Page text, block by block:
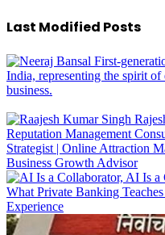
Last Modified Posts